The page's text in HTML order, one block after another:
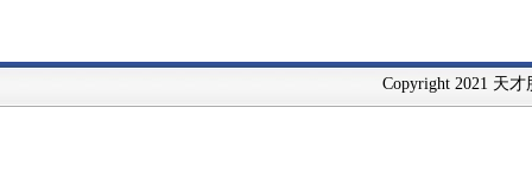
Copyright 2021 天